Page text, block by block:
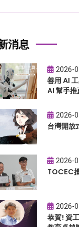
消息
2026-
善用 AI
AI 幫手
2026-
台灣開放
2026-
TOCEC
2026-
恭賀! 資